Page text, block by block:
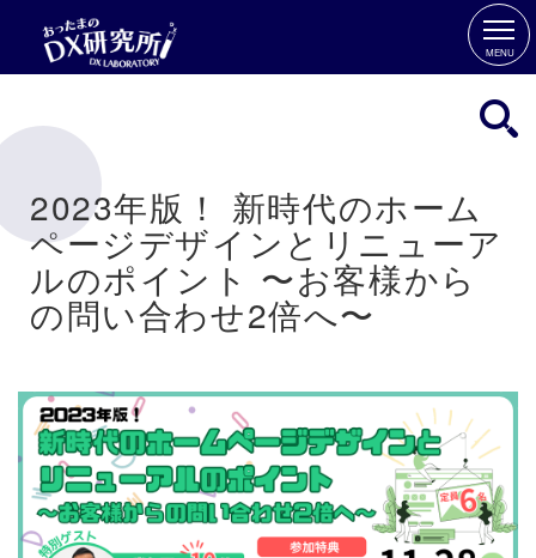
MENU
2023年版！ 新時代のホーム
ページデザインとリニューア
ルのポイント 〜お客様から
の問い合わせ2倍へ〜